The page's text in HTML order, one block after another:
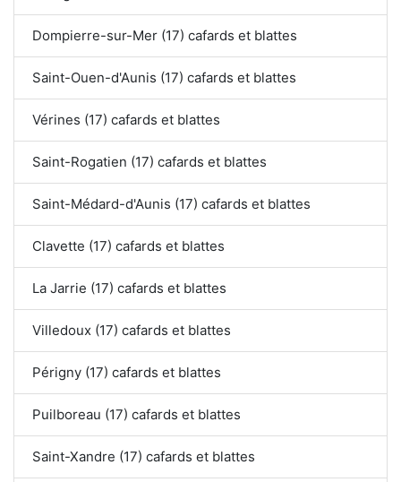
Dompierre-sur-Mer (17) cafards et blattes
Saint-Ouen-d'Aunis (17) cafards et blattes
Vérines (17) cafards et blattes
Saint-Rogatien (17) cafards et blattes
Saint-Médard-d'Aunis (17) cafards et blattes
Clavette (17) cafards et blattes
La Jarrie (17) cafards et blattes
Villedoux (17) cafards et blattes
Périgny (17) cafards et blattes
Puilboreau (17) cafards et blattes
Saint-Xandre (17) cafards et blattes